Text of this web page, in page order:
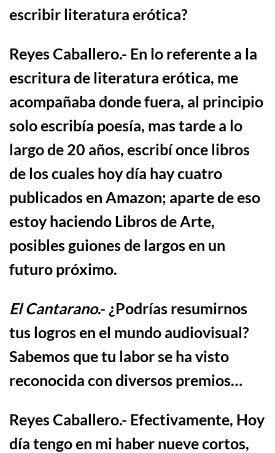
escribir literatura erótica?
Reyes Caballero.- En lo referente a la
escritura de literatura erótica, me
acompañaba donde fuera, al principio
solo escribía poesía, mas tarde a lo
largo de 20 años, escribíonce libros
de los cuales hoy día hay cuatro
publicados en Amazon; aparte de eso
estoy haciendo Libros de Arte,
posibles guiones de largos en un
futuro próximo.
El Cantarano.- ¿Podrías resumirnos
tus logros en el mundo audiovisual?
Sabemos que tu labor se ha visto
reconocida con diversos premios…
Reyes Caballero.- Efectivamente, Hoy
día tengo en mi haber nueve cortos,